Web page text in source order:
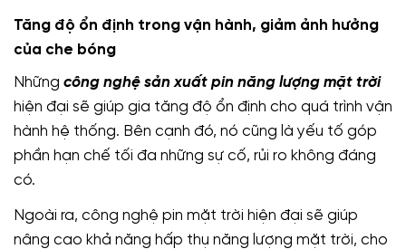
Tăng độ ổn định trong vận hành, giảm ảnh hưởng
của che bóng
Những công nghệ sản xuất pin năng lượng mặt trời
hiện đại sẽ giúp gia tăng độ ổn định cho quá trình vận
hành hệ thống. Bên cạnh đó, nó cũng là yếu tố góp
phần hạn chế tối đa những sự cố, rủi ro không đáng
có.
Ngoài ra, công nghệ pin mặt trời hiện đại sẽ giúp
nâng cao khả năng hấp thụ năng lượng mặt trời, cho